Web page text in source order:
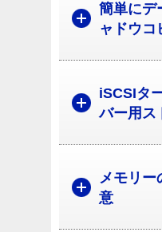
簡単にデ
ャドウコ
iSCSIタ
バー用ス
メモリー
意